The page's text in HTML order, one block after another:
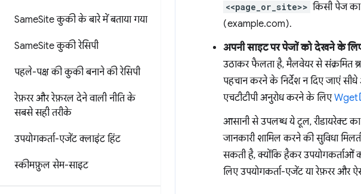
SameSite कुकी के बारे में बताया गया
SameSite कुकी रेसिपी
पहले-पक्ष की कुकी बनाने की रेसिपी
रेफ़रर और रेफ़रल देने वाली नीति के
सबसे सही तरीके
उपयोगकर्ता-एजेंट क्लाइंट हिंट
स्कीमफ़ुल सेम-साइट
<<page_or_site>> किसी पेज
(example.com).
अपनी साइट पर पेजों को देखने के
उठाकर फैलता है, मैलवेयर से संक्रमित
पहचान करने के निर्देश न दिए जाएं
एचटीटीपी अनुरोध करने के लिएWget
आसानी से उपलब्ध ये टूल, रीडायरेक्ट
जानकारी शामिल करने की सुविधा
सकती है, क्योंकि हैकर उपयोगकर्ताओं
लिए उपयोगकर्ता-एजेंट या रेफ़रर